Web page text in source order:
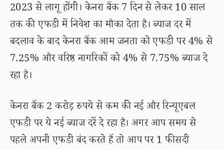
2023 से लागू होंगी। केनरा बैंक 7 दिन से लेकर 10 साल
तक की एफडी में निवेश का मौका देता है। ब्याज दर में
बदलाव के बाद केनरा बैंक आम जनता को एफडी पर 4% से
7.25% और वरिष्ठ नागरिकों को 4% से 7.75% ब्याज दे
रहा है।
केनरा बैंक 2 करोड़ रुपये से कम की नई और रिन्यूएबल
एफडी पर ये नई ब्याज दरें दे रहा है। अगर आप समय से
पहले अपनी एफडी बंद करते हैं तो आप पर 1 फीसदी